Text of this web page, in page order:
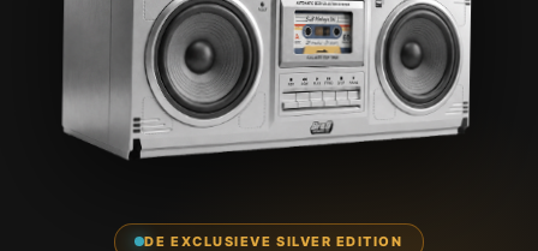
DE EXCLUSIEVE SILVER EDITION